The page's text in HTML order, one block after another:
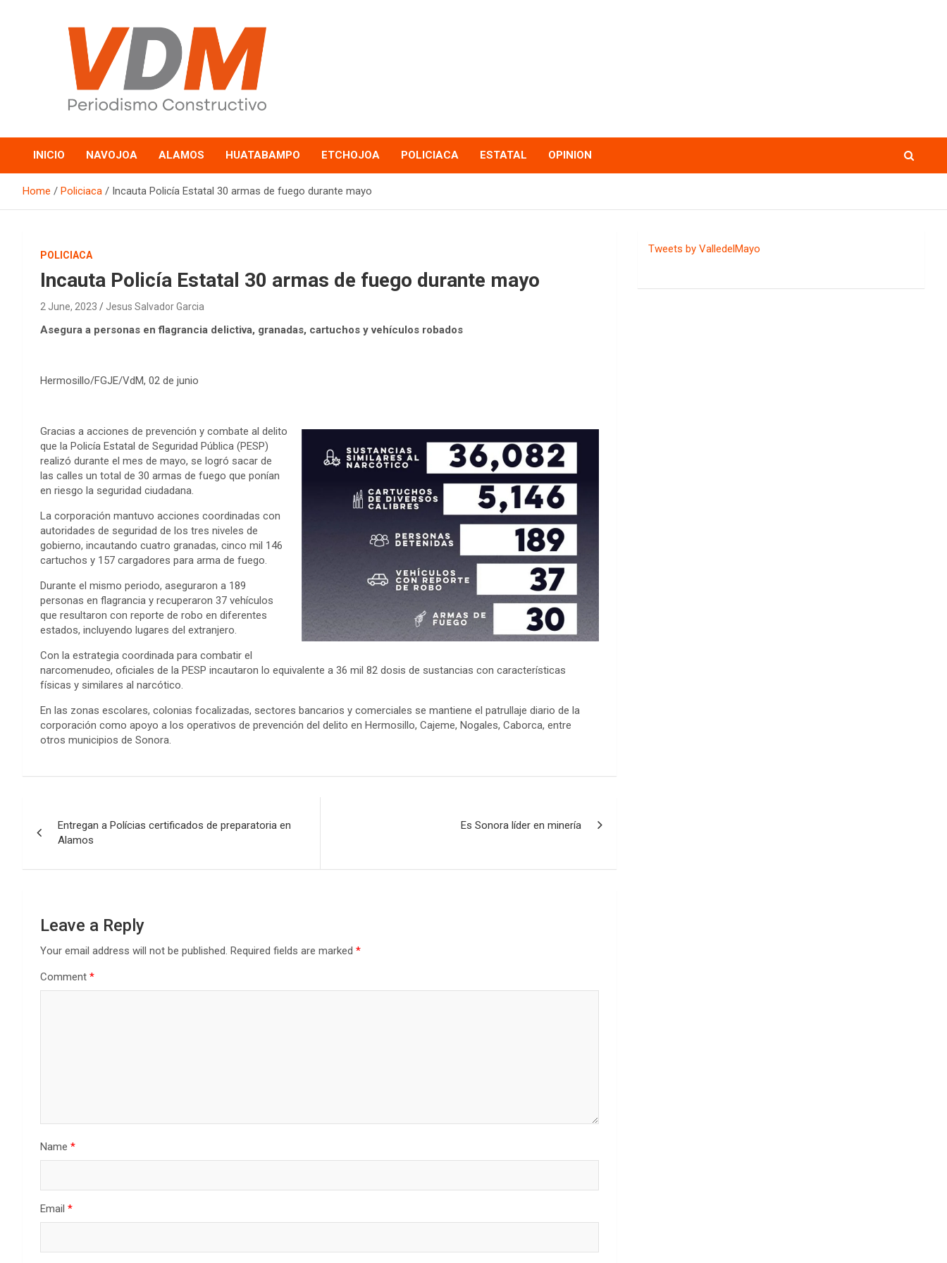
valledelmayo.com
INICIO NAVOJOA ALAMOS HUATABAMPO ETCHOJOA POLICIACA ESTATAL OPINION
Home Policiaca Incauta Policía Estatal 30 armas de fuego durante mayo
POLICIACA
Incauta Policía Estatal 30 armas de fuego durante mayo
2 June, 2023 Jesus Salvador Garcia
Asegura a personas en flagrancia delictiva, granadas, cartuchos y vehículos robados
Hermosillo/FGJE/VdM, 02 de junio
Gracias a acciones de prevención y combate al delito
que la Policía Estatal de Seguridad Pública (PESP)
realizó durante el mes de mayo, se logró sacar de
las calles un total de 30 armas de fuego que ponían
en riesgo la seguridad ciudadana.
La corporación mantuvo acciones coordinadas con
autoridades de seguridad de los tres niveles de
gobierno, incautando cuatro granadas, cinco mil 146
cartuchos y 157 cargadores para arma de fuego.
Durante el mismo periodo, aseguraron a 189
personas en flagrancia y recuperaron 37 vehículos
que resultaron con reporte de robo en diferentes
estados, incluyendo lugares del extranjero.
Con la estrategia coordinada para combatir el
narcomenudeo, oficiales de la PESP incautaron lo equivalente a 36 mil 82 dosis de sustancias con características
físicas y similares al narcótico.
En las zonas escolares, colonias focalizadas, sectores bancarios y comerciales se mantiene el patrullaje diario de la
corporación como apoyo a los operativos de prevención del delito en Hermosillo, Cajeme, Nogales, Caborca, entre
otros municipios de Sonora.
navigation
Entregan a Polícias certificados de preparatoria en
Alamos
Es Sonora líder en minería
Leave a Reply
Your email address will not be published. Required fields are marked *
Comment *
Name *
Email *
Tweets by ValledelMayo